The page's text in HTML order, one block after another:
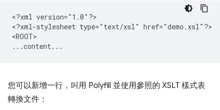
<?xml version="1.0"?>
<?xml-stylesheet type="text/xsl" href="demo.xsl"?>
<ROOT>
您可以新增一行，叫用 Polyfill 並使用參照的 XSLT 樣式表
轉換文件：